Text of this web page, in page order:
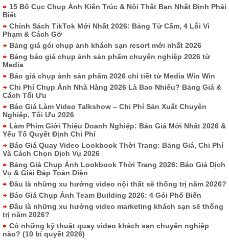
15 Bố Cục Chụp Ảnh Kiến Trúc & Nội Thất Bạn Nhất Định Phải
Biết
Chính Sách TikTok Mới Nhất 2026: Bảng Từ Cấm, 4 Lỗi Vi
Phạm & Cách Gỡ
Bảng giá gói chụp ảnh khách sạn resort mới nhất 2026
Bảng báo giá chụp ảnh sản phẩm chuyên nghiệp 2026 từ
Media
Báo giá chụp ảnh sản phẩm 2026 chi tiết từ Media Win Win
Chi Phí Chụp Ảnh Nhà Hàng 2026 Là Bao Nhiêu? Bảng Giá &
Cách Tối Ưu
Báo Giá Làm Video Talkshow – Chi Phí Sản Xuất Chuyên
Nghiệp, Tối Ưu 2026
Làm Phim Giới Thiệu Doanh Nghiệp: Báo Giá Mới Nhất 2026 &
Yếu Tố Quyết Định Chi Phí
Báo Giá Quay Video Lookbook Thời Trang: Bảng Giá, Chi Phí
Và Cách Chọn Dịch Vụ 2026
Bảng Giá Chụp Ảnh Lookbook Thời Trang 2026: Báo Giá Dịch
Vụ & Giải Đáp Toàn Diện
Đâu là những xu hướng video nội thất sẽ thống trị năm 2026?
Báo Giá Chụp Ảnh Team Building 2026: 4 Gói Phổ Biến
Đâu là những xu hướng video marketing khách sạn sẽ thống
trị năm 2026?
Có những kỹ thuật quay video khách sạn chuyên nghiệp
nào? (10 bí quyết 2026)